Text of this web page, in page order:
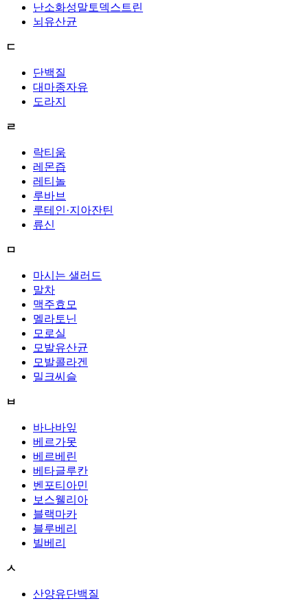
난소화성말토덱스트린
뇌유산균
ㄷ
단백질
대마종자유
도라지
ㄹ
락티움
레몬즙
레티놀
루바브
루테인·지아잔틴
류신
ㅁ
마시는 샐러드
말차
맥주효모
멜라토닌
모로실
모발유산균
모발콜라겐
밀크씨슬
ㅂ
바나바잎
베르가못
베르베린
베타글루칸
벤포티아민
보스웰리아
블랙마카
블루베리
빌베리
ㅅ
산양유단백질